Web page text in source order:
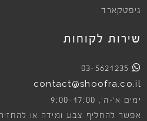
גיפטקארד
שירות לקוחות
03-5621235
contact@shoofra.co.il
ימים א׳-ה׳, 9:00-17:00
אפשר להחליף צבע ומידה או